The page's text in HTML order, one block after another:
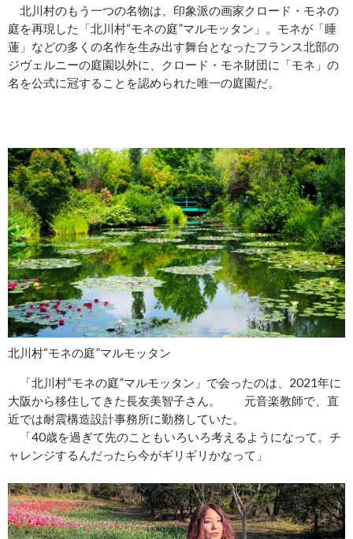
北川村のもう一つの名物は、印象派の画家クロード・モネの
庭を再現した「北川村“モネの庭”マルモッタン」。モネが「睡
蓮」などの多くの名作を生み出す舞台となったフランス北部の
ジヴェルニーの庭園以外に、クロード・モネ財団に「モネ」の
名を公式に冠することを認められた唯一の庭園だ。
北川村“モネの庭”マルモッタン
「北川村“モネの庭”マルモッタン」で会ったのは、2021年に
大阪から移住してきた長友美智子さん。 元音楽教師で、直
近では耐震構造設計事務所に勤務していた。
「40歳を過ぎて先のこともいろいろ考えるようになって。チ
ャレンジするんだったら今がギリギリかなって」